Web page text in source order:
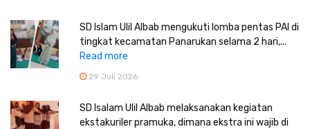
SD Islam Ulil Albab mengukuti lomba pentas PAI di
tingkat kecamatan Panarukan selama 2 hari,...
Read more
29 Juli 2026
SD Isalam Ulil Albab melaksanakan kegiatan
ekstakuriler pramuka, dimana ekstra ini wajib di